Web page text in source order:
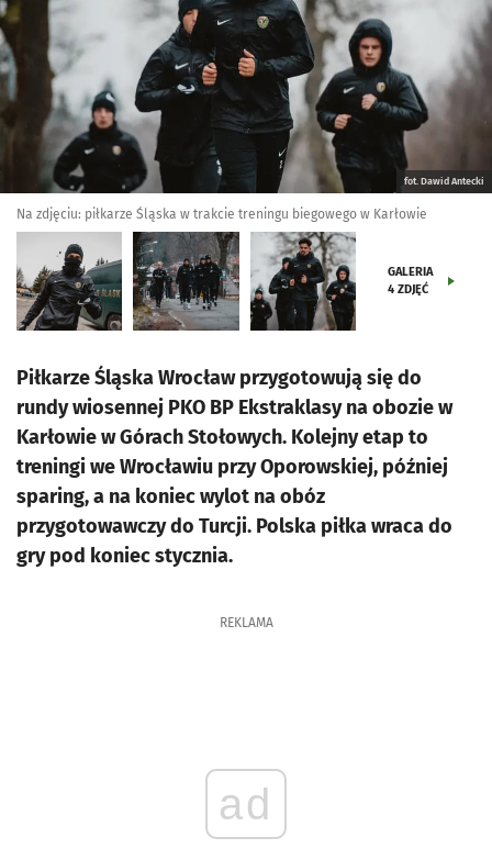
fot. Dawid Antecki
Na zdjęciu: piłkarze Śląska w trakcie treningu biegowego w Karłowie
GALERIA
4 ZDJĘĆ
Piłkarze Śląska Wrocław przygotowują się do
rundy wiosennej PKO BP Ekstraklasy na obozie w
Karłowie w Górach Stołowych. Kolejny etap to
treningi we Wrocławiu przy Oporowskiej, później
sparing, a na koniec wylot na obóz
przygotowawczy do Turcji. Polska piłka wraca do
gry pod koniec stycznia.
REKLAMA
ad